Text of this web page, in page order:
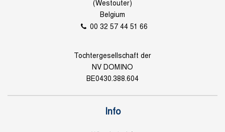
(Westouter)
Belgium
00 32 57 44 51 66
Tochtergesellschaft der
NV DOMINO
BE0430.388.604
Info